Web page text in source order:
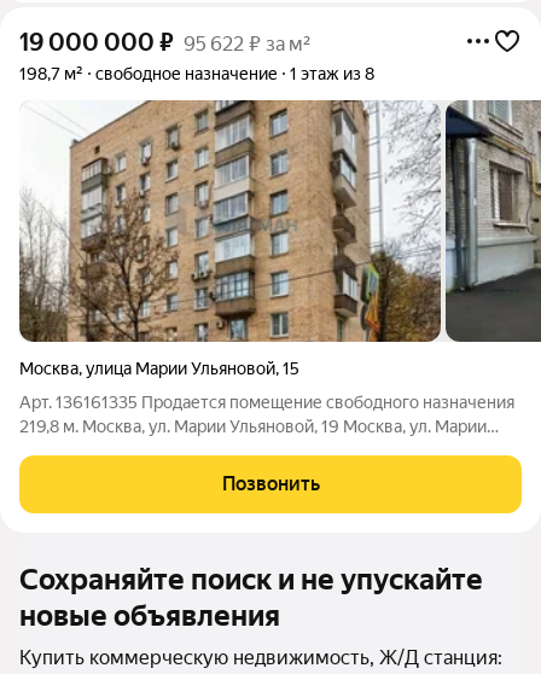
19 000 000 ₽ 95 622 ₽ за м²
198,7 м² свободное назначение 1 этаж из 8
Москва,улица Марии Ульяновой,15
Арт. 136161335 Продается помещение свободного назначения
219,8 м. Москва, ул. Марии Ульяновой, 19 Москва, ул. Марии
дом Удалённость от дороги: первая линия Парковка: на улице,
бесплатная
Позвонить
Сохраняйте поиск и не упускайте
новые объявления
Купить коммерческую недвижимость, Ж/Д станция: